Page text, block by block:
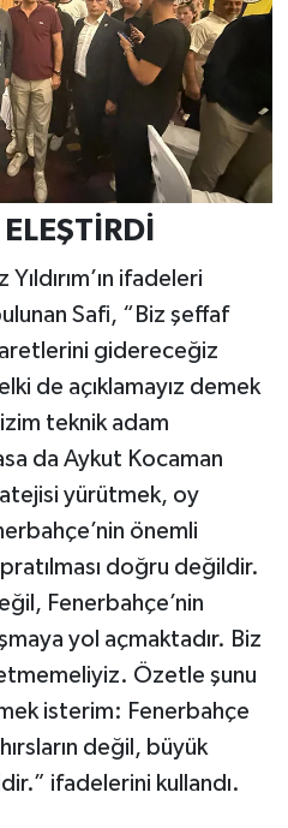
ifadeleri
Safi, “Biz şeffaf
gidereceğiz
de açıklamayız demek
teknik adam
da Aykut Kocaman
yürütmek, oy
önemli
doğru değildir.
Fenerbahçe’nin
yol açmaktadır. Biz
Özetle şunu
isterim: Fenerbahçe
hırsların değil, büyük
ifadelerini kullandı.